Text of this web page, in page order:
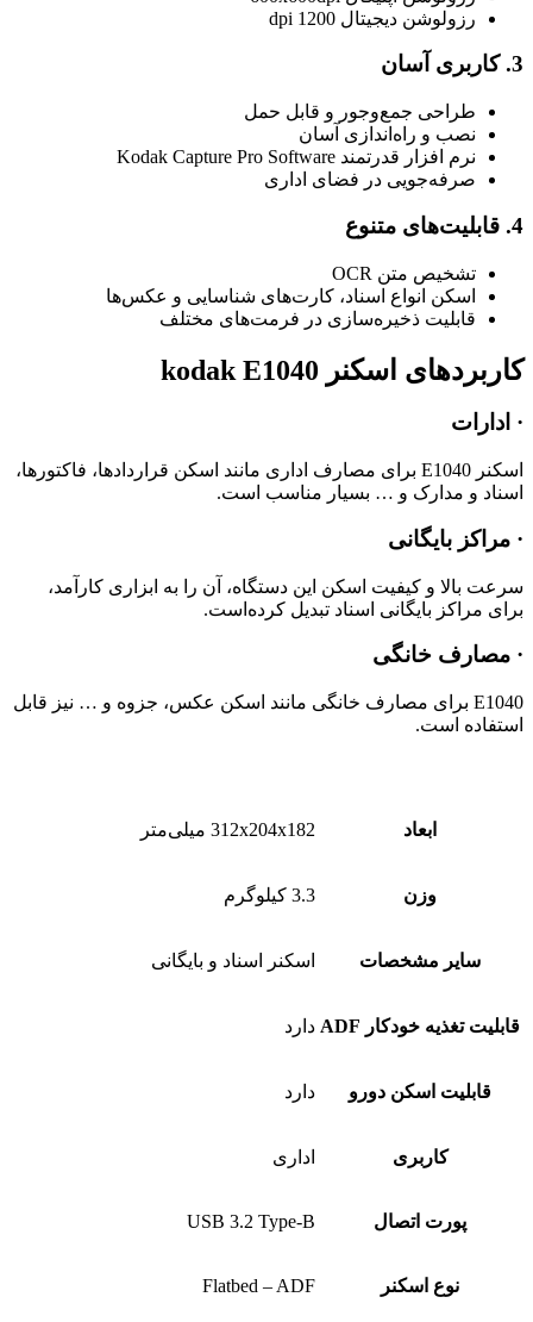
رزولوشن دیجیتال 1200 dpi
3. کاربری آسان
طراحی جمع‌وجور و قابل حمل
نصب و راه‌اندازی آسان
نرم افزار قدرتمند Kodak Capture Pro Software
صرفه‌جویی در فضای اداری
4. قابلیت‌های متنوع
تشخیص متن OCR
اسکن انواع اسناد، کارت‌های شناسایی و عکس‌ها
قابلیت ذخیره‌سازی در فرمت‌های مختلف
کاربردهای اسکنر kodak E1040
· ادارات
اسکنر E1040 برای مصارف اداری مانند اسکن قراردادها، فاکتورها،
اسناد و مدارک و … بسیار مناسب است.
· مراکز بایگانی
سرعت بالا و کیفیت اسکن این دستگاه، آن را به ابزاری کارآمد،
برای مراکز بایگانی اسناد تبدیل کرده‌است.
· مصارف خانگی
E1040 برای مصارف خانگی مانند اسکن عکس، جزوه و … نیز قابل
استفاده است.
ابعاد 312x204x182 میلی‌متر
وزن 3.3 کیلوگرم
سایر مشخصات اسکنر اسناد و بایگانی
قابلیت تغذیه خودکار ADF دارد
قابلیت اسکن دورو دارد
کاربری اداری
پورت اتصال USB 3.2 Type-B
نوع اسکنر Flatbed – ADF